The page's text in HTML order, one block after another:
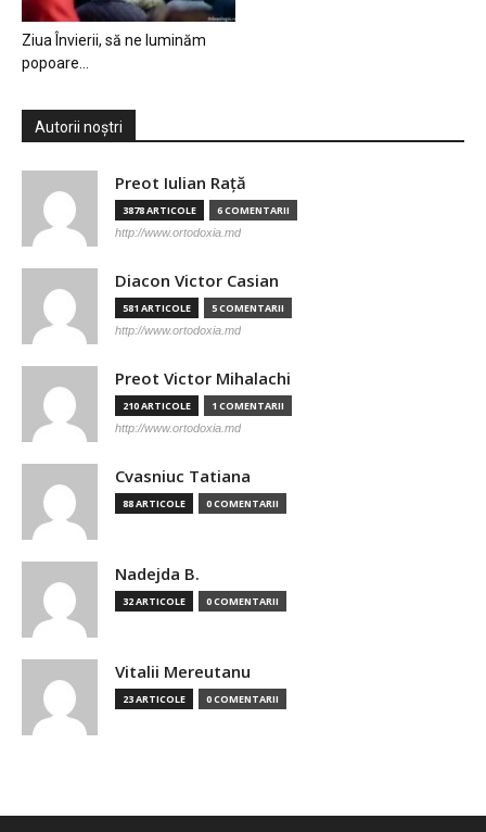
Ziua Învierii, să ne luminăm
popoare…
Autorii noștri
Preot Iulian Raţă
3878 ARTICOLE 6 COMENTARII
http://www.ortodoxia.md
Diacon Victor Casian
581 ARTICOLE 5 COMENTARII
http://www.ortodoxia.md
Preot Victor Mihalachi
210 ARTICOLE 1 COMENTARII
http://www.ortodoxia.md
Cvasniuc Tatiana
88 ARTICOLE 0 COMENTARII
Nadejda B.
32 ARTICOLE 0 COMENTARII
Vitalii Mereutanu
23 ARTICOLE 0 COMENTARII